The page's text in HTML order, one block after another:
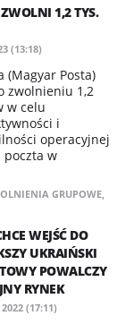
1,2 TYS.
(13:18)
(Magyar Posta)
zwolnieniu 1,2
w celu
i
operacyjnej
poczta w
GRUPOWE,
WEJŚĆ DO
UKRAIŃSKI
POWALCZY
RYNEK
(17:11)